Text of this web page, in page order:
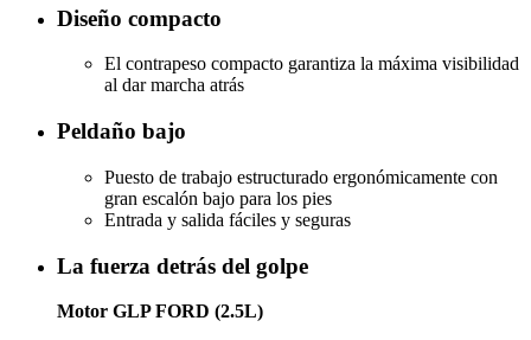
Diseño compacto
El contrapeso compacto garantiza la máxima visibilidad
al dar marcha atrás
Peldaño bajo
Puesto de trabajo estructurado ergonómicamente con
gran escalón bajo para los pies
Entrada y salida fáciles y seguras
La fuerza detrás del golpe
Motor GLP FORD (2.5L)